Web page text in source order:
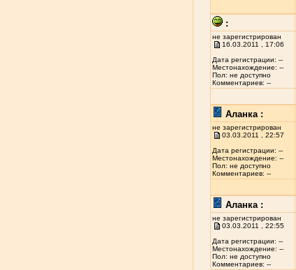
:
не зарегистрирован
16.03.2011 , 17:06
Дата регистрации: --
Местонахождение: --
Пол: не доступно
Комментариев: --
Аланка :
не зарегистрирован
03.03.2011 , 22:57
Дата регистрации: --
Местонахождение: --
Пол: не доступно
Комментариев: --
Аланка :
не зарегистрирован
03.03.2011 , 22:55
Дата регистрации: --
Местонахождение: --
Пол: не доступно
Комментариев: --